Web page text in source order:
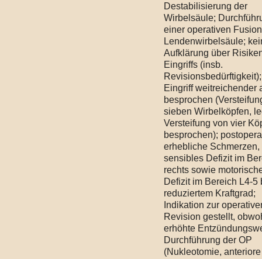
Destabilisierung der
Wirbelsäule;
einer operativen
Lendenwirbelsäule;
Aufklärung über
Eingriffs (insb.
Eingriff weitreichender
besprochen
sieben Wirbelköpfen,
Versteifung von vier
besprochen);
erhebliche Schmerzen,
sensibles Defizit im
rechts sowie
Defizit im Bereich L4-5
reduziertem Kraftgrad;
Indikation zur
Revision gestellt,
erhöhte
Durchführung der OP
(Nukleotomie, anteriore